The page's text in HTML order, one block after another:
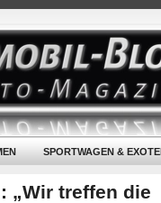
SPORTWAGEN &
„Wir treffen die